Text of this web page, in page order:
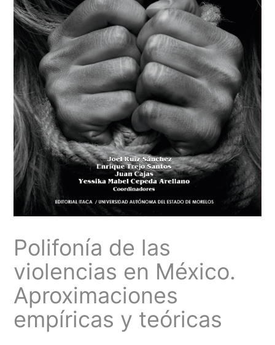
Polifonía de las
violencias en México.
Aproximaciones
empíricas y teóricas